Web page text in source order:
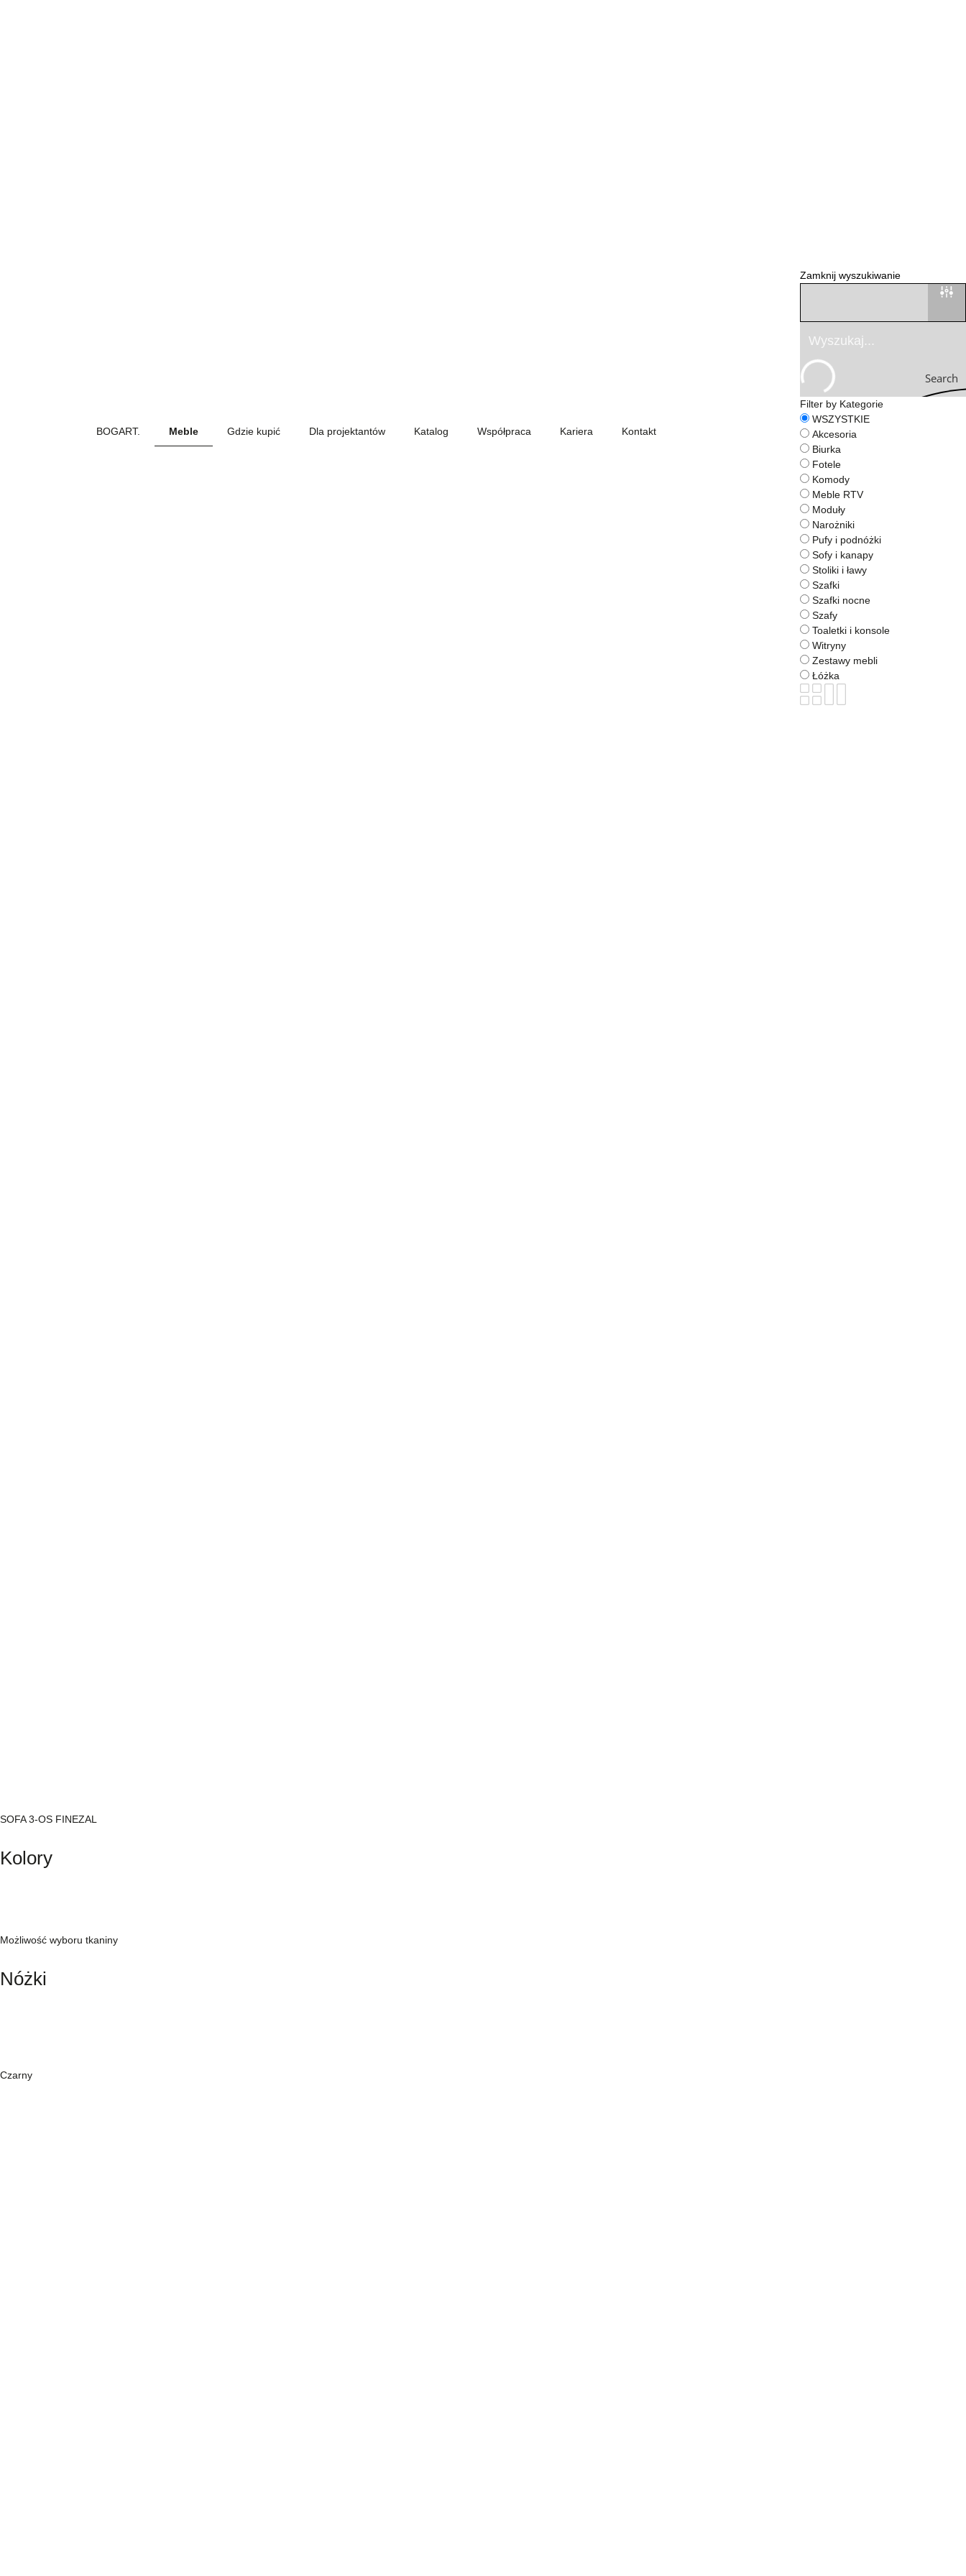
BOGART. Meble Gdzie kupić Dla projektantów Katalog Współpraca Kariera Kontakt
Zamknij wyszukiwanie
Search
Filter by Kategorie
WSZYSTKIE
Akcesoria
Biurka
Fotele
Komody
Meble RTV
Moduły
Narożniki
Pufy i podnóżki
Sofy i kanapy
Stoliki i ławy
Szafki
Szafki nocne
Szafy
Toaletki i konsole
Witryny
Zestawy mebli
Łóżka
SOFA 3-OS FINEZAL
Kolory
Możliwość wyboru tkaniny
Nóżki
Czarny